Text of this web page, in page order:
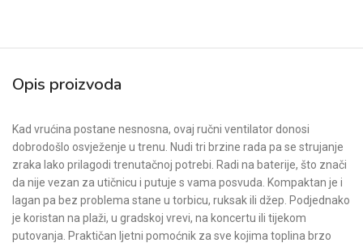
Opis proizvoda
Kad vrućina postane nesnosna, ovaj ručni ventilator donosi
dobrodošlo osvježenje u trenu. Nudi tri brzine rada pa se strujanje
zraka lako prilagodi trenutačnoj potrebi. Radi na baterije, što znači
da nije vezan za utičnicu i putuje s vama posvuda. Kompaktan je i
lagan pa bez problema stane u torbicu, ruksak ili džep. Podjednako
je koristan na plaži, u gradskoj vrevi, na koncertu ili tijekom
putovanja. Praktičan ljetni pomoćnik za sve kojima toplina brzo